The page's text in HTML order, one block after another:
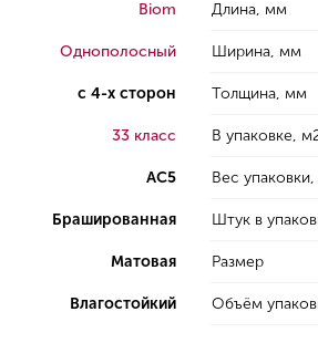
Biom
Однополосный
с 4-х сторон
33 класс
AC5
Брашированная
Матовая
Влагостойкий
Длина, мм
Ширина, мм
Толщина, мм
В упаковке,
Вес упаковки,
Штук в
Размер
Объём